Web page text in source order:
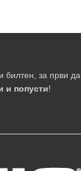
билтен, за први да
и попусти!